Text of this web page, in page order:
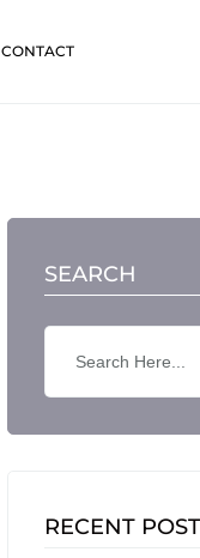
CONTACT
SEARCH
RECENT